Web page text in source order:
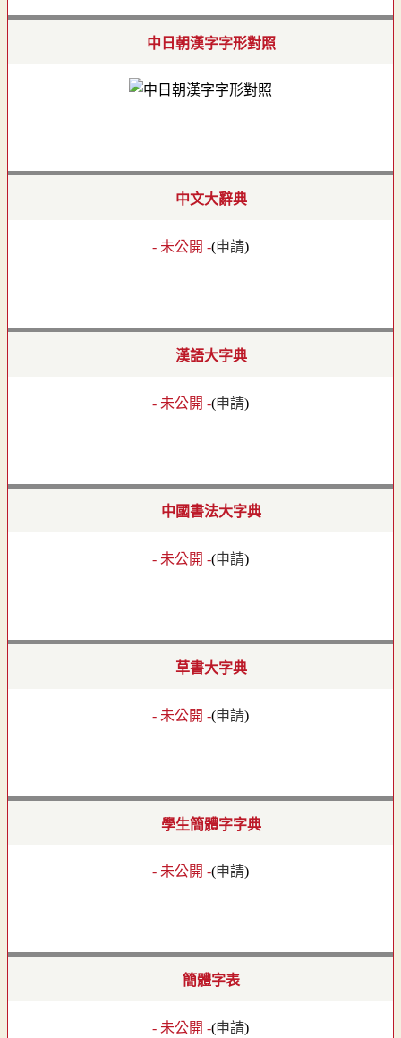
中日朝漢字字形對照
中文大辭典
- 未公開 -(申請)
漢語大字典
- 未公開 -(申請)
中國書法大字典
- 未公開 -(申請)
草書大字典
- 未公開 -(申請)
學生簡體字字典
- 未公開 -(申請)
簡體字表
- 未公開 -(申請)